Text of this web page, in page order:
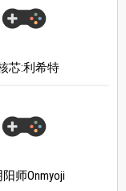
芯:利希特
阳师Onmyoji